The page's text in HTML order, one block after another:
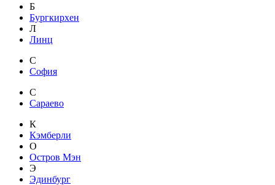
Б
Бургкирхен
Л
Линц
С
София
С
Сараево
К
Кэмберли
О
Остров Мэн
Э
Эдинбург